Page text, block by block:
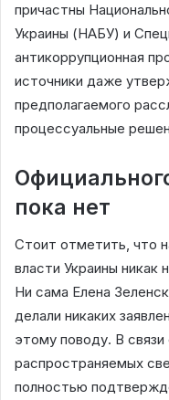
причастны
Украины (НАБУ) и
антикоррупционная
источники даже
предполагаемого
процессуальные
пока нет
Стоит отметить, что
власти Украины
Ни сама Елена
делали никаких
этому поводу. В
распространяемых
полностью